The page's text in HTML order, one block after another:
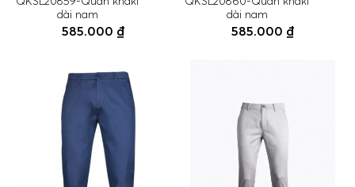
dài nam
585.000 ₫
dài nam
585.000 ₫